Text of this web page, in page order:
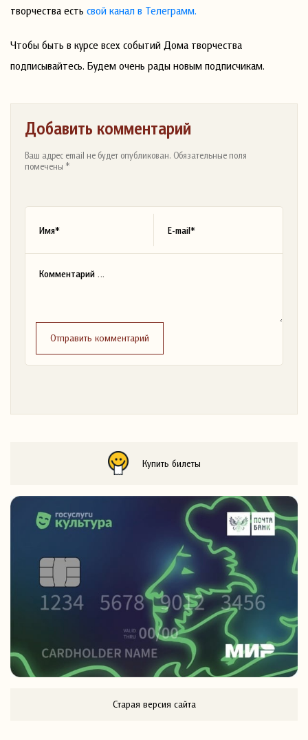
творчества есть свой канал в Телеграмм.
Чтобы быть в курсе всех событий Дома творчества
подписывайтесь. Будем очень рады новым подписчикам.
Добавить комментарий
Ваш адрес email не будет опубликован. Обязательные поля
помечены *
Отправить комментарий
Купить билеты
Старая версия сайта